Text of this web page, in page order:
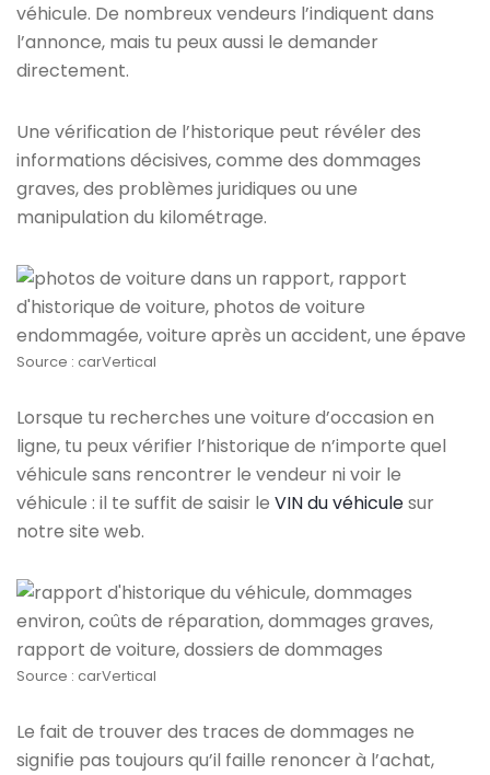
véhicule. De nombreux vendeurs l’indiquent dans
l’annonce, mais tu peux aussi le demander
directement.
Une vérification de l’historique peut révéler des
informations décisives, comme des dommages
graves, des problèmes juridiques ou une
manipulation du kilométrage.
Source : carVertical
Lorsque tu recherches une voiture d’occasion en
ligne, tu peux vérifier l’historique de n’importe quel
véhicule sans rencontrer le vendeur ni voir le
véhicule : il te suffit de saisir le VIN du véhiculesur
notre site web.
Source : carVertical
Le fait de trouver des traces de dommages ne
signifie pas toujours qu’il faille renoncer à l’achat,